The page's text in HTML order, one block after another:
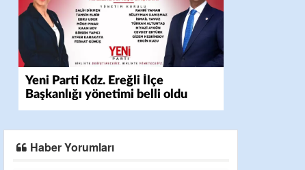
Yeni Parti Kdz. Ereğli İlçe
Başkanlığı yönetimi belli oldu
Haber Yorumları